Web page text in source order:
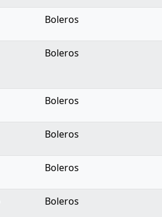
Boleros
Boleros
Boleros
Boleros
Boleros
Boleros